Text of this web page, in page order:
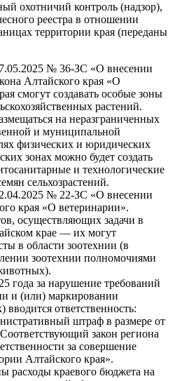
охотничий контроль (надзор),
реестра в отношении
территории края (переданы
№ 36-ЗС «О внесении
Алтайского края «О
смогут создавать особые зоны
растений.
на неразграниченных
и муниципальной
физических и юридических
зонах можно будет создать
и технологические
сельхозрастений.
№ 22-ЗС «О внесении
края «О ветеринарии».
осуществляющих задачи в
крае — их могут
в области зоотехнии (в
зоотехнии полномочиями
года за нарушение требований
и (или) маркировании
ответственность:
штраф в размере от
закон региона
за совершение
Алтайского края».
расходы краевого бюджета на